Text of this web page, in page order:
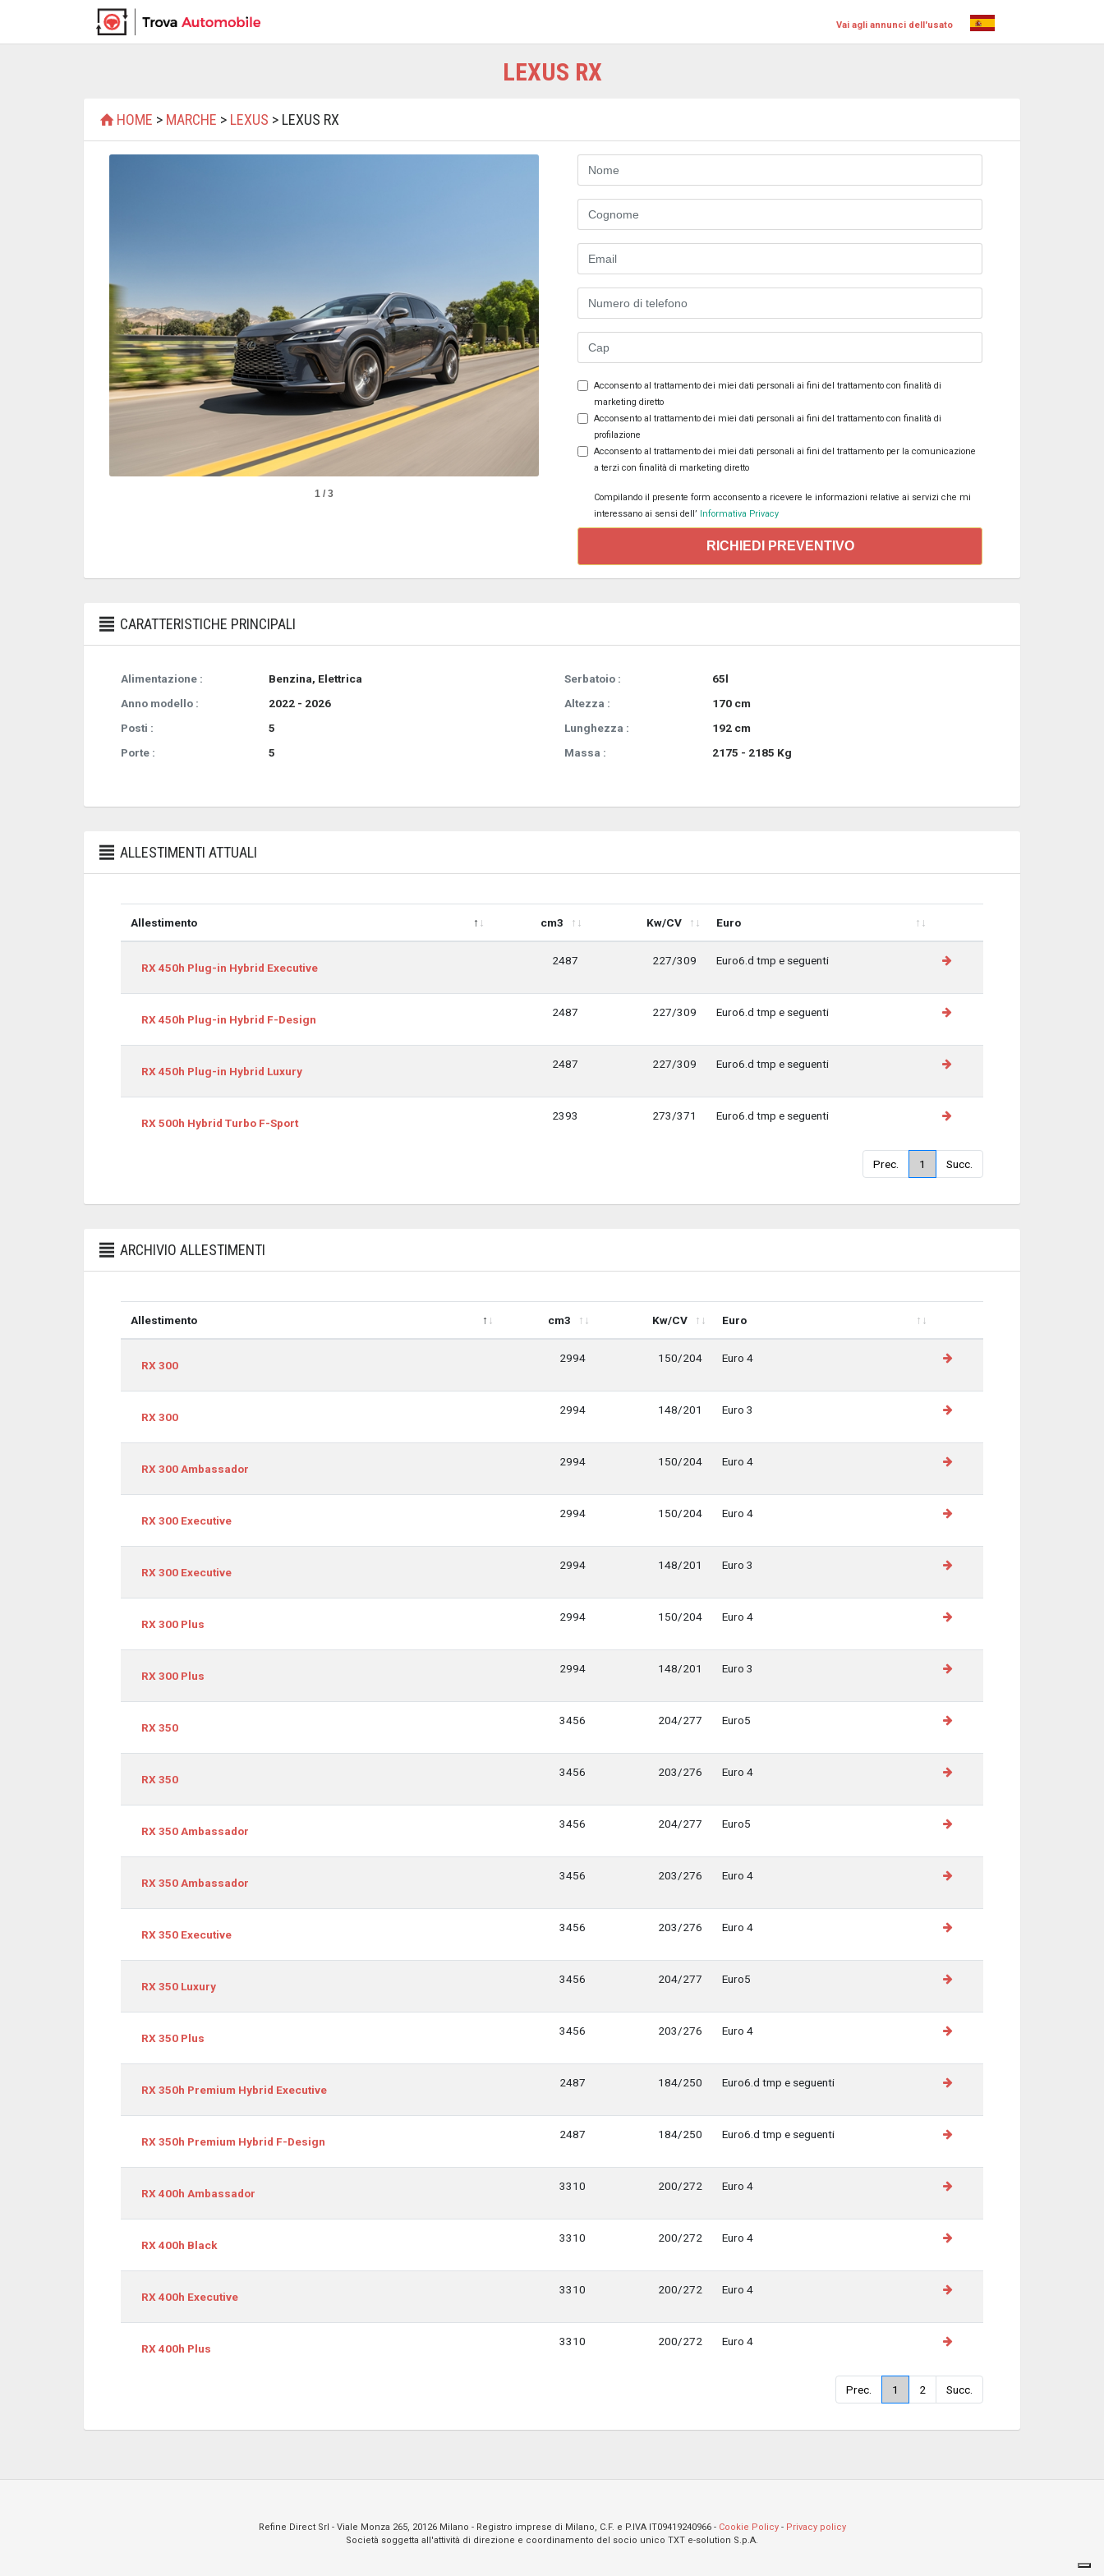
Vai agli annunci dell'usato
LEXUS RX
HOME > MARCHE > LEXUS > LEXUS RX
1 / 3
Acconsento al trattamento dei miei dati personali ai fini del trattamento con finalità di
marketing diretto
Acconsento al trattamento dei miei dati personali ai fini del trattamento con finalità di
profilazione
Acconsento al trattamento dei miei dati personali ai fini del trattamento per la comunicazione
a terzi con finalità di marketing diretto
Compilando il presente form acconsento a ricevere le informazioni relative ai servizi che mi
interessano ai sensi dell’ Informativa Privacy
RICHIEDI PREVENTIVO
CARATTERISTICHE PRINCIPALI
Alimentazione :
Benzina, Elettrica
Anno modello :
2022 - 2026
Posti :
5
Porte :
5
Serbatoio :
65l
Altezza :
170 cm
Lunghezza :
192 cm
Massa :
2175 - 2185 Kg
ALLESTIMENTI ATTUALI
Allestimento cm3 Kw/CV Euro
RX 450h Plug-in Hybrid Executive
2487 227/309 Euro6.d tmp e seguenti
RX 450h Plug-in Hybrid F-Design
2487 227/309 Euro6.d tmp e seguenti
RX 450h Plug-in Hybrid Luxury
2487 227/309 Euro6.d tmp e seguenti
RX 500h Hybrid Turbo F-Sport
2393 273/371 Euro6.d tmp e seguenti
Prec. 1 Succ.
ARCHIVIO ALLESTIMENTI
Allestimento cm3 Kw/CV Euro
RX 300
2994 150/204 Euro 4
RX 300
2994 148/201 Euro 3
RX 300 Ambassador
2994 150/204 Euro 4
RX 300 Executive
2994 150/204 Euro 4
RX 300 Executive
2994 148/201 Euro 3
RX 300 Plus
2994 150/204 Euro 4
RX 300 Plus
2994 148/201 Euro 3
RX 350
3456 204/277 Euro5
RX 350
3456 203/276 Euro 4
RX 350 Ambassador
3456 204/277 Euro5
RX 350 Ambassador
3456 203/276 Euro 4
RX 350 Executive
3456 203/276 Euro 4
RX 350 Luxury
3456 204/277 Euro5
RX 350 Plus
3456 203/276 Euro 4
RX 350h Premium Hybrid Executive
2487 184/250 Euro6.d tmp e seguenti
RX 350h Premium Hybrid F-Design
2487 184/250 Euro6.d tmp e seguenti
RX 400h Ambassador
3310 200/272 Euro 4
RX 400h Black
3310 200/272 Euro 4
RX 400h Executive
3310 200/272 Euro 4
RX 400h Plus
3310 200/272 Euro 4
Prec. 1 2 Succ.
Refine Direct Srl - Viale Monza 265, 20126 Milano - Registro imprese di Milano, C.F. e P.IVA IT09419240966 - Cookie Policy- Privacy policy
Società soggetta all'attività di direzione e coordinamento del socio unico TXT e-solution S.p.A.